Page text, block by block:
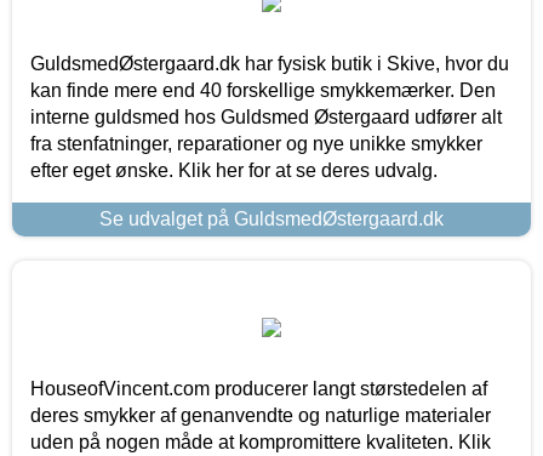
GuldsmedØstergaard.dk har fysisk butik i Skive, hvor du
kan finde mere end 40 forskellige smykkemærker. Den
interne guldsmed hos Guldsmed Østergaard udfører alt
fra stenfatninger, reparationer og nye unikke smykker
efter eget ønske. Klik her for at se deres udvalg.
Se udvalget på GuldsmedØstergaard.dk
HouseofVincent.com producerer langt størstedelen af
deres smykker af genanvendte og naturlige materialer
uden på nogen måde at kompromittere kvaliteten. Klik